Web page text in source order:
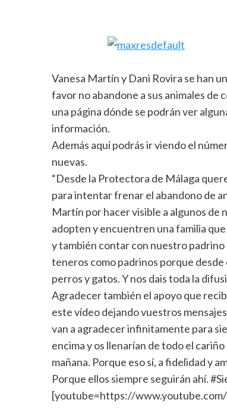
Vanesa Martín y Dani Rovira se han
favor no abandone a sus animales de
una página dónde se podrán ver
información.
Además aquí podrás ir viendo el
nuevas.
“Desde la Protectora de Málaga
para intentar frenar el abandono de
Martín por hacer visible a algunos de
adopten y encuentren una familia
y también contar con nuestro padrino
teneros como padrinos porque
perros y gatos. Y nos dais toda la
Agradecer también el apoyo que
este vídeo dejando vuestros
van a agradecer infinitamente para
encima y os llenarían de todo el
mañana. Porque eso sí, a fidelidad y
Porque ellos siempre seguirán ahí.
[youtube=https://